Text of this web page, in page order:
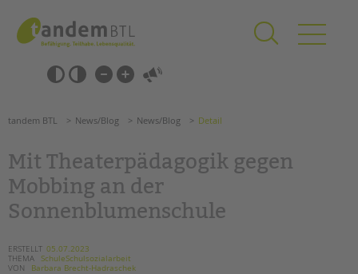
springen
Barrierefrei-
Einstellungen
überspringen
überspringen
SCHULE & GANZTAG
Grundschulen
Oberschulen
Kollegs
tandem BTL News/Blog News/Blog Detail
Mit Theaterpädagogik gegen
Mobbing an der
Sonnenblumenschule
ERSTELLT 05.07.2023
THEMA SchuleSchulsozialarbeit
VON
Barbara Brecht-Hadraschek